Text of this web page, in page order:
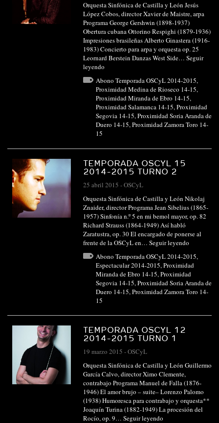
Orquesta Sinfónica de Castilla y León Jesús
López Cobos, director Xavier de Maistre, arpa
Programa George Gershwin (1898-1937)
Obertura cubana Ottorino Respighi (1879-1936)
Impresiones brasileñas Alberto Ginastera (1916-
1983) Concierto para arpa y orquesta op. 25
Leornard Berstein Danzas West Side… Seguir
leyendo
Abono Temporada OSCyL 2014-2015,
Proximidad Medina de Rioseco 14-15,
Proximidad Miranda de Ebro 14-15,
Proximidad Salamanca 14-15,Proximidad
Segovia 14-15,Proximidad Soria Aranda de
Duero 14-15,Proximidad Zamora Toro 14-
15
TEMPORADA OSCYL 15
2014-2015 TURNO 2
25 abril 2015 -OSCyL
Orquesta Sinfónica de Castilla y León Nikolaj
Znaider, director Programa Jean Sibelius (1865-
1957) Sinfonía n.º 5 en mi bemol mayor, op. 82
Richard Strauss (1864-1949) Así habló
Zaratustra, op. 30 El encargado de ponerse al
frente de la OSCyL en… Seguir leyendo
Abono Temporada OSCyL 2014-2015,
Espectacular 2014-2015, Proximidad
Miranda de Ebro 14-15, Proximidad
Segovia 14-15, Proximidad Soria Aranda de
Duero 14-15, Proximidad Zamora Toro 14-
15
TEMPORADA OSCYL 12
2014-2015 TURNO 1
19 marzo 2015 -OSCyL
Orquesta Sinfónica de Castilla y León Guillermo
García Calvo, director Ximo Clemente,
contrabajo Programa Manuel de Falla (1876-
1946) El amor brujo – suite– Lorenzo Palomo
(1938) Humoresca para contrabajo y orquesta**
Joaquín Turina (1882-1949) La procesión del
Rocío, op. 9… Seguir leyendo